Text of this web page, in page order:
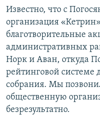
Известно, что с
организация
благотворительные
административных
Норк и Аван, откуда
рейтинговой системе
собрания. Мы
общественную
безрезультатно.